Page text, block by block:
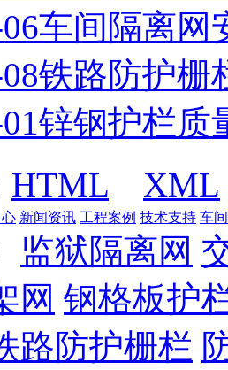
车间隔离网
铁路防护栅
锌钢护栏质
HTML XML
新闻资讯 工程案例 技术支持 车
监狱隔离网
网 钢格板护
路防护栅栏